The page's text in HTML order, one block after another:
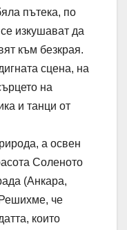
пътека, по
изкушават да
към безкрая.
сцена, на
на
и танци от
а освен
Соленото
(Анкара,
че
които